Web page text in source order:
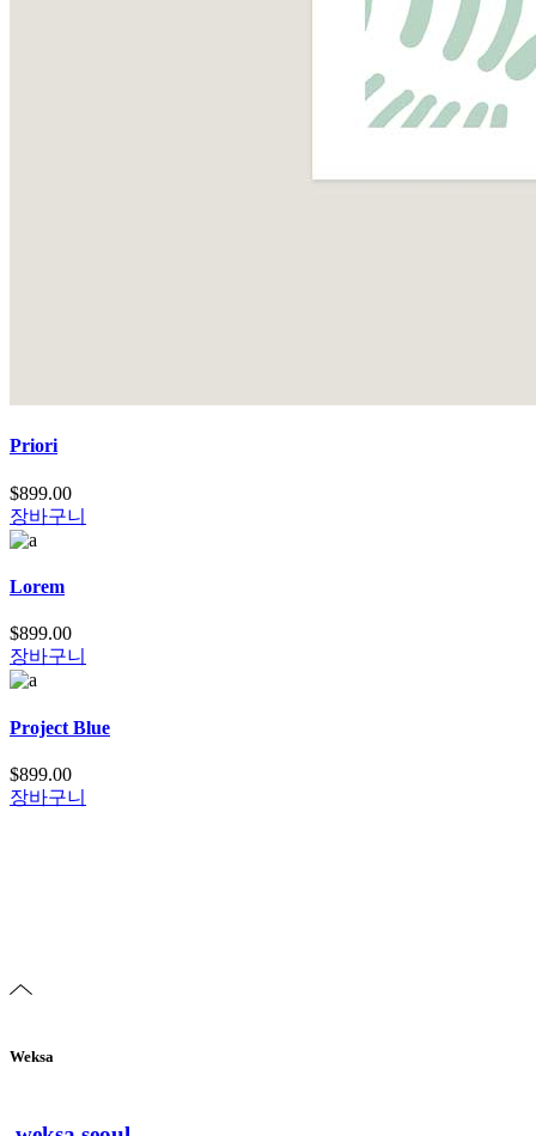
Priori
$899.00
장바구니
Lorem
$899.00
장바구니
Project Blue
$899.00
장바구니
Weksa